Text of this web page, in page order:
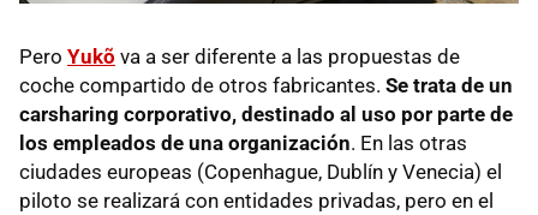
Pero Yukõ va a ser diferente a las propuestas de
coche compartido de otros fabricantes. Se trata de un
carsharing corporativo, destinado al uso por parte de
los empleados de una organización. En las otras
ciudades europeas (Copenhague, Dublín y Venecia) el
piloto se realizará con entidades privadas, pero en el